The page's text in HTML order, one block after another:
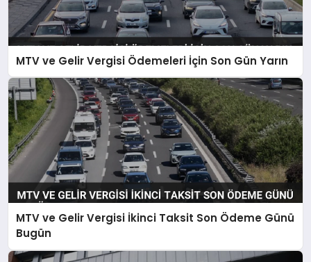
MTV ve Gelir Vergisi Ödemeleri İçin Son Gün Yarın
MTV ve Gelir Vergisi İkinci Taksit Son Ödeme Günü
Bugün